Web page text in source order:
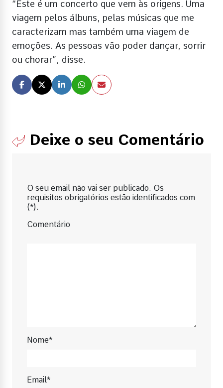
“Este é um concerto que vem às origens. Uma
viagem pelos álbuns, pelas músicas que me
caracterizam mas também uma viagem de
emoções. As pessoas vão poder dançar, sorrir
ou chorar”, disse.
Deixe o seu Comentário
O seu email não vai ser publicado. Os
requisitos obrigatórios estão identificados com
(*).
Comentário
Nome*
Email*